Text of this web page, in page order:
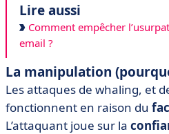
Lire aussi
Comment empêcher
email ?
La manipulation
Les attaques de whaling, et
fonctionnent en raison du
L’attaquant joue sur la